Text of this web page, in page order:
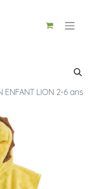
ENFANT LION 2-6 ans